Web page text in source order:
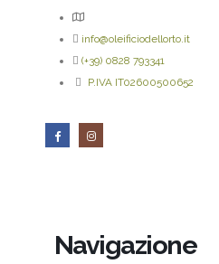
info@oleificiodellorto.it
(+39) 0828 793341
P.IVA IT02600500652
Navigazione